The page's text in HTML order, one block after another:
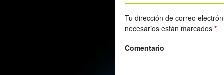
Tu dirección de correo
necesarios están marcados *
Comentario